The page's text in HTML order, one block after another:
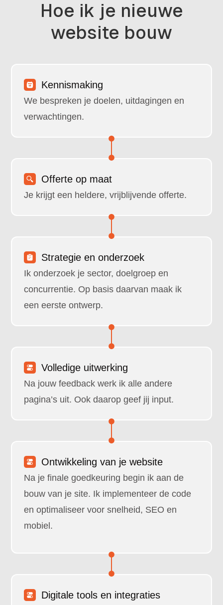
Hoe ik je nieuwe
website bouw
Kennismaking
We bespreken je doelen, uitdagingen en
verwachtingen.
Offerte op maat
Je krijgt een heldere, vrijblijvende offerte.
Strategie en onderzoek
Ik onderzoek je sector, doelgroep en
concurrentie. Op basis daarvan maak ik
een eerste ontwerp.
Volledige uitwerking
Na jouw feedback werk ik alle andere
pagina’s uit. Ook daarop geef jij input.
Ontwikkeling van je website
Na je finale goedkeuring begin ik aan de
bouw van je site. Ik implementeer de code
en optimaliseer voor snelheid, SEO en
mobiel.
Digitale tools en integraties